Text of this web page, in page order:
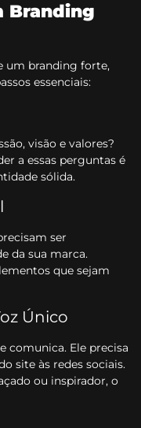
Branding
um branding forte,
essenciais:
visão e valores?
a essas perguntas é
sólida.
ser
da sua marca.
que sejam
Único
comunica. Ele precisa
site às redes sociais.
ou inspirador, o